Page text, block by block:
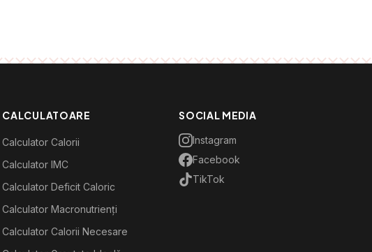
CALCULATOARE
Calculator Calorii
Calculator IMC
Calculator Deficit Caloric
Calculator Macronutrienți
Calculator Calorii Necesare
SOCIAL MEDIA
Instagram
Facebook
TikTok